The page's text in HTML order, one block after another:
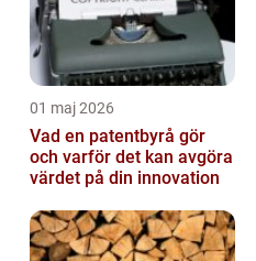
01 maj 2026
Vad en patentbyrå gör
och varför det kan avgöra
värdet på din innovation